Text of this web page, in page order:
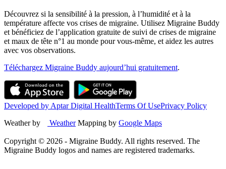
Découvrez si la sensibilité à la pression, à l’humidité et à la
température affecte vos crises de migraine. Utilisez Migraine Buddy
et bénéficiez de l’application gratuite de suivi de crises de migraine
et maux de tête n°1 au monde pour vous-même, et aidez les autres
avec vos observations.
Téléchargez Migraine Buddy aujourd’hui gratuitement.
Developed by Aptar Digital HealthTerms Of UsePrivacy Policy
Weather by
WeatherMapping by Google Maps
Copyright © 2026 - Migraine Buddy. All rights reserved. The
Migraine Buddy logos and names are registered trademarks.